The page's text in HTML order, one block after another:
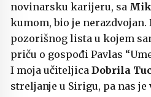
novinarsku karijeru, sa
kumom, bio je
pozorišnog lista u kojem
priču o gospođi Pavlas
I moja učiteljica Dobrila
streljanje u Sirigu, pa nas